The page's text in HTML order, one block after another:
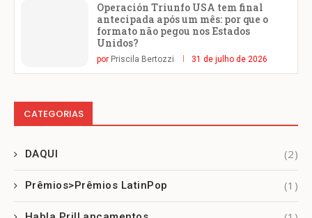
Operación Triunfo USA tem final
antecipada após um mês: por que o
formato não pegou nos Estados
Unidos?
por Priscila Bertozzi 31 de julho de 2026
CATEGORIAS
DAQUI (2)
Prêmios>Prêmios LatinPop (1)